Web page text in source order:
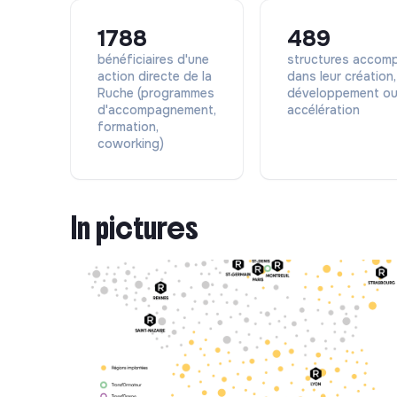
🚀 Processus de
Un appel téléphonique
1788
bénéficiaires d'une
action directe de la
Ruche (programmes
d'accompagnement,
formation,
coworking)
489
structures
dans leur création,
développement ou
accélération
In pictures